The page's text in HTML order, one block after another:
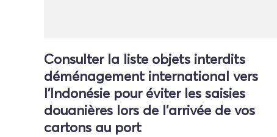
Consulter la liste objets interdits
déménagement international vers
l'Indonésie pour éviter les saisies
douanières lors de l'arrivée de vos
cartons au port